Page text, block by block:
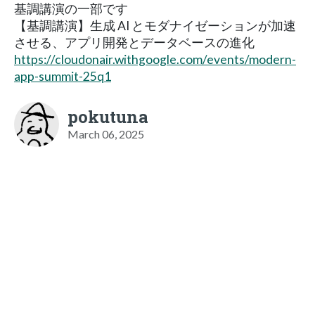
基調講演の一部です
【基調講演】生成 AI とモダナイゼーションが加速
させる、アプリ開発とデータベースの進化
https://cloudonair.withgoogle.com/events/modern-
app-summit-25q1
pokutuna
March 06, 2025